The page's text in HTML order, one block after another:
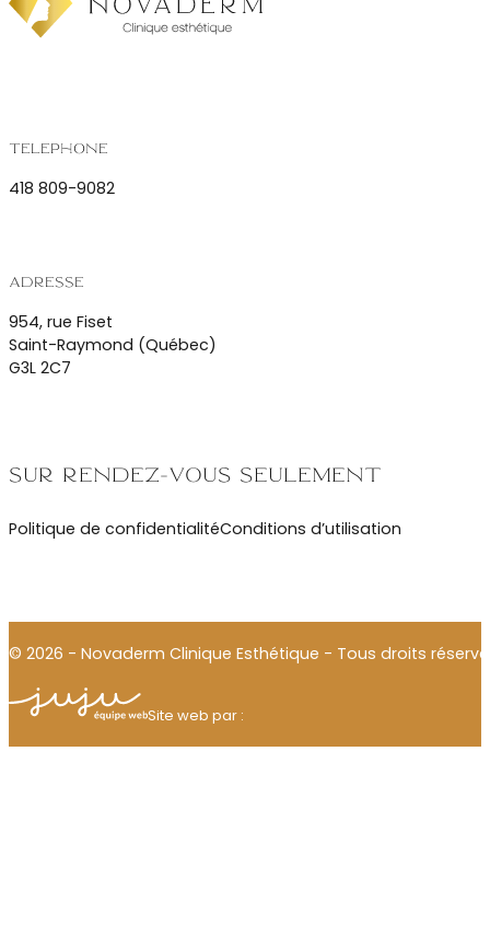
Sur rendez-vous seulement
Politique de confidentialitéConditions d’utilisation
Téléphone
418 809-9082
Adresse
954, rue Fiset
Saint-Raymond (Québec)
G3L 2C7
© 2026 - Novaderm Clinique Esthétique - Tous droits
Site web par :